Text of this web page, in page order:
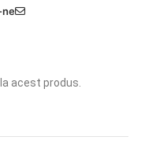
acest produs.